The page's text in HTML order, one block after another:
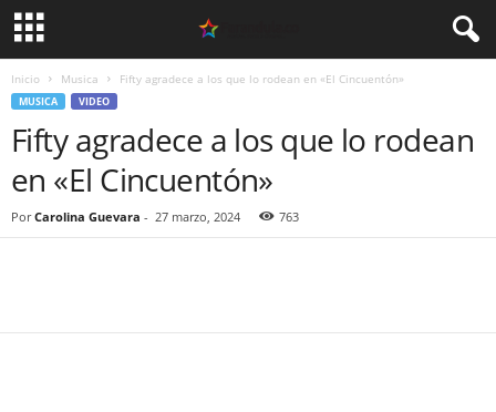
Inicio Musica Fifty agradece a los que lo rodean en «El Cincuentón»
MUSICA VIDEO
Fifty agradece a los que lo rodean
en «El Cincuentón»
Por Carolina Guevara - 27 marzo, 2024 763